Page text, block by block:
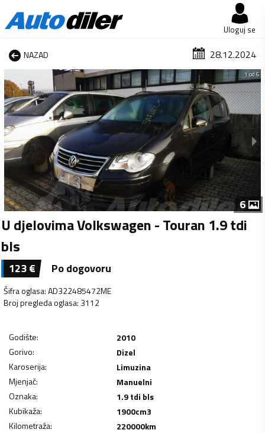
Uloguj se
NAZAD 28.12.2024
1 od 6
6
U djelovima Volkswagen - Touran 1.9 tdi
bls
123€ Po dogovoru
Šifra oglasa:AD322485472ME
Broj pregleda oglasa: 3112
Godište:
2010
Gorivo:
Dizel
Karoserija:
Limuzina
Mjenjač:
Manuelni
Oznaka:
1.9 tdi bls
Kubikaža: 1900cm3
Kilometraža: 220000km